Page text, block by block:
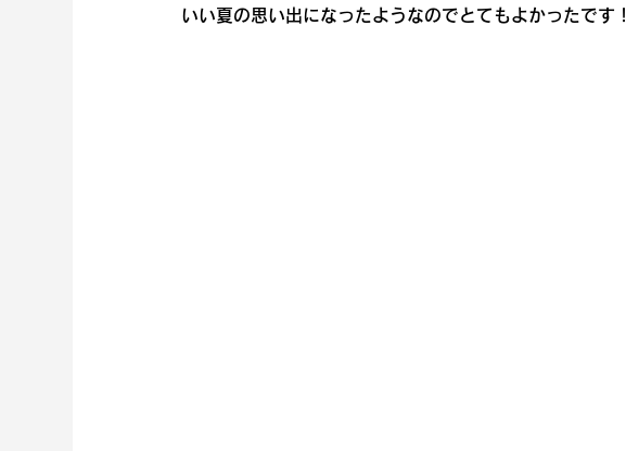
いい夏の思い出になったようなのでとてもよかったです！